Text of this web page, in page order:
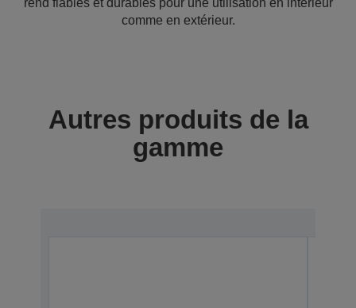
rend fiables et durables pour une utilisation en intérieur
comme en extérieur.
Autres produits de la
gamme